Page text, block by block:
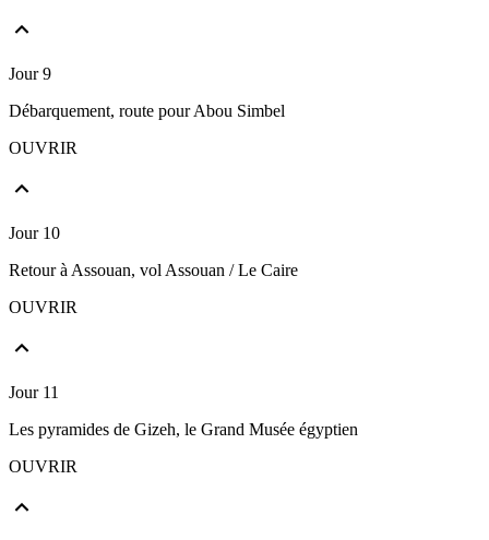
Jour 9
Débarquement, route pour Abou Simbel
OUVRIR
Jour 10
Retour à Assouan, vol Assouan / Le Caire
OUVRIR
Jour 11
Les pyramides de Gizeh, le Grand Musée égyptien
OUVRIR